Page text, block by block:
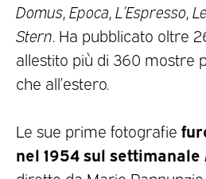
Domus Epoca L’Espresso
Stern . Ha pubblicato oltre
allestito più di 360 mostre
che all’estero.
Le sue prime fotografie
nel 1954 sul settimanale